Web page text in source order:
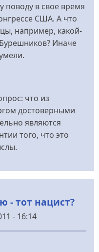
поводу в свое время
США. А что
например, какой-
Иначе
что из
достоверными
являются
того, что это
- тот нацист?
- 16:14